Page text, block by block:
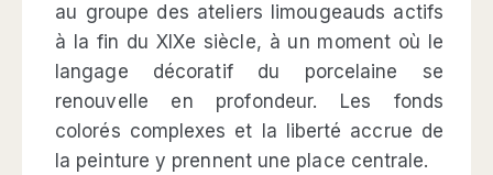
au groupe des ateliers limougeauds actifs
à la fin du XIXe siècle, à un moment où le
langage décoratif du porcelaine se
renouvelle en profondeur. Les fonds
colorés complexes et la liberté accrue de
la peinture y prennent une place centrale.